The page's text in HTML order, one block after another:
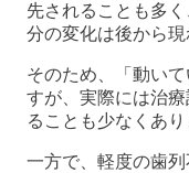
先されることも多
分の変化は後から現
そのため、「動い
すが、実際には治
ることも少なくあり
一方で、軽度の歯